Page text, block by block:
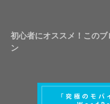
初心者にオススメ！この
ン